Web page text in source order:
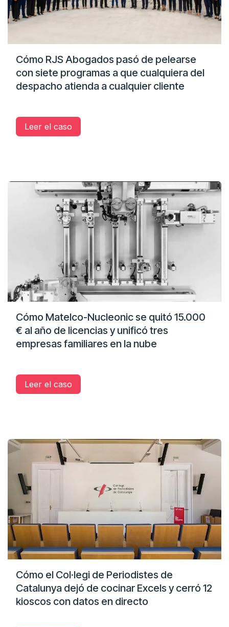
Cómo RJS Abogados pasó de pelearse
con siete programas a que cualquiera del
despacho atienda a cualquier cliente
Leer el caso
Cómo Matelco-Nucleonic se quitó 15.000
€ al año de licencias y unificó tres
empresas familiares en la nube
Leer el caso
Cómo el Col·legi de Periodistes de
Catalunya dejó de cocinar Excels y cerró 12
kioscos con datos en directo